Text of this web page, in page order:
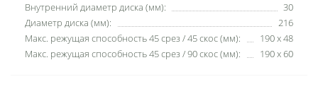
Внутренний диаметр диска (мм):
30
Диаметр диска (мм):
216
Макс. режущая способность 45 срез / 45 скос (мм):
190 x 48
Макс. режущая способность 45 срез / 90 скос (мм):
190 x 60